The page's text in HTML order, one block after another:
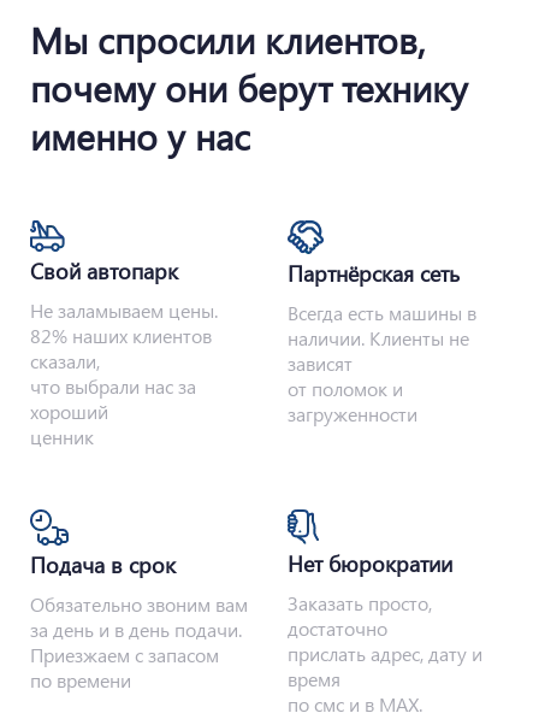
Мы спросили клиентов,
почему они берут технику
именно у нас
Свой автопарк
Не заламываем цены.
82% наших клиентов
сказали,
что выбрали нас за
хороший
ценник
Партнёрская сеть
Всегда есть машины в
наличии. Клиенты не
зависят
от поломок и
загруженности
Подача в срок
Обязательно звоним вам
за день и в день подачи.
Приезжаем с запасом
по времени
Нет бюрократии
Заказать просто,
достаточно
прислать адрес, дату и
время
по смс и в MAX.